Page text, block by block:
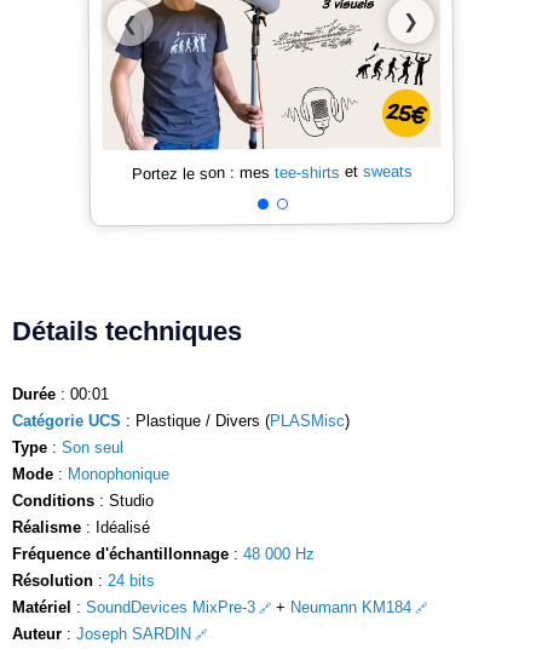
❮ ❯
Portez le son : mes tee-shirts et sweats
Détails techniques
Durée : 00:01
Catégorie UCS : Plastique / Divers (PLASMisc)
Type : Son seul
Mode : Monophonique
Conditions : Studio
Réalisme : Idéalisé
Fréquence d'échantillonnage : 48 000 Hz
Résolution : 24 bits
Matériel : SoundDevices MixPre-3 + Neumann KM184
Auteur : Joseph SARDIN